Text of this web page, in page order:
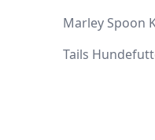
Marley Spoon
Tails